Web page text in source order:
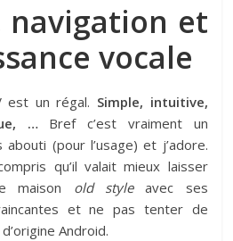
navigation et
vocale
est un régal. Simple, intuitive,
…Bref c’est vraiment un
(pour l’usage) et j’adore.
qu’il valait mieux laisser
maison old styleavec ses
et ne pas tenter de
Android.